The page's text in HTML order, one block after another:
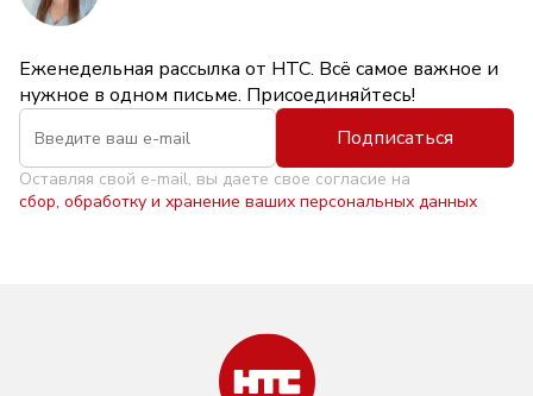
Еженедельная рассылка от НТС. Всё самое важное и
нужное в одном письме. Присоединяйтесь!
Подписаться
Оставляя свой e-mail, вы даете свое согласие на
сбор, обработку и хранение ваших персональных данных